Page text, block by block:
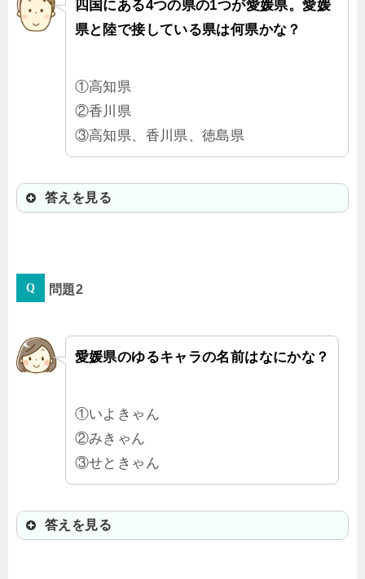
四国にある4つの県の1つが愛媛県。愛媛
県と陸で接している県は何県かな？
①高知県
②香川県
③高知県、香川県、徳島県
答えを見る
四国では、自県以外の3つの県すべて
よ。
問題2
愛媛県のゆるキャラの名前はなにかな？
①いよきゃん
②みきゃん
③せときゃん
答えを見る